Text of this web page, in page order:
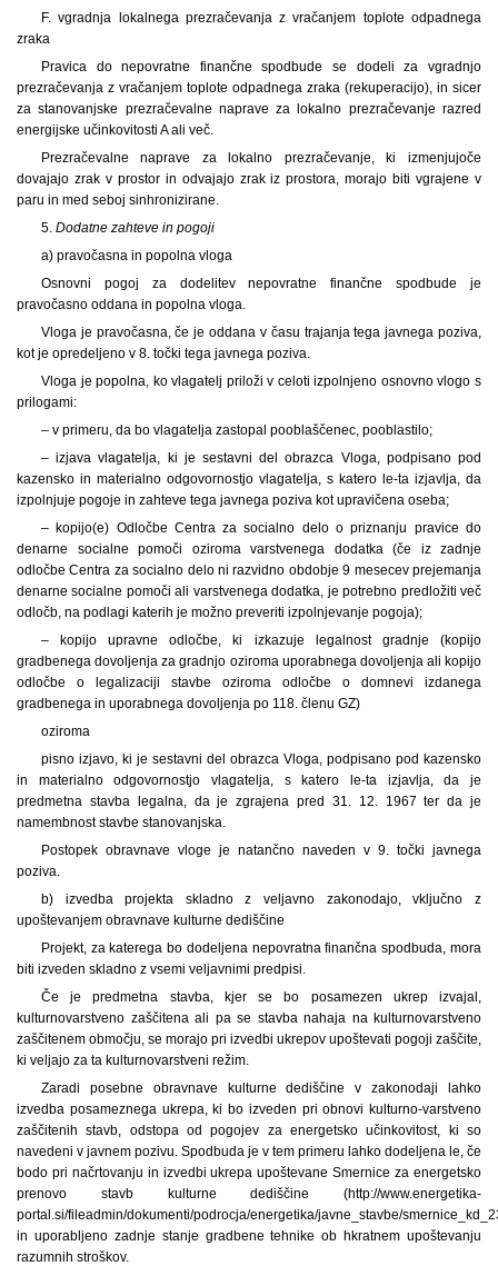
F. vgradnja lokalnega prezračevanja z vračanjem toplote odpadnega
zraka
Pravica do nepovratne finančne spodbude se dodeli za vgradnjo
prezračevanja z vračanjem toplote odpadnega zraka (rekuperacijo), in sicer
za stanovanjske prezračevalne naprave za lokalno prezračevanje razred
energijske učinkovitosti A ali več.
Prezračevalne naprave za lokalno prezračevanje, ki izmenjujoče
dovajajo zrak v prostor in odvajajo zrak iz prostora, morajo biti vgrajene v
paru in med seboj sinhronizirane.
5. Dodatne zahteve in pogoji
a) pravočasna in popolna vloga
Osnovni pogoj za dodelitev nepovratne finančne spodbude je
pravočasno oddana in popolna vloga.
Vloga je pravočasna, če je oddana v času trajanja tega javnega poziva,
kot je opredeljeno v 8. točki tega javnega poziva.
Vloga je popolna, ko vlagatelj priloži v celoti izpolnjeno osnovno vlogo s
prilogami:
– v primeru, da bo vlagatelja zastopal pooblaščenec, pooblastilo;
– izjava vlagatelja, ki je sestavni del obrazca Vloga, podpisano pod
kazensko in materialno odgovornostjo vlagatelja, s katero le-ta izjavlja, da
izpolnjuje pogoje in zahteve tega javnega poziva kot upravičena oseba;
– kopijo(e) Odločbe Centra za socialno delo o priznanju pravice do
denarne socialne pomoči oziroma varstvenega dodatka (če iz zadnje
odločbe Centra za socialno delo ni razvidno obdobje 9 mesecev prejemanja
denarne socialne pomoči ali varstvenega dodatka, je potrebno predložiti več
odločb, na podlagi katerih je možno preveriti izpolnjevanje pogoja);
– kopijo upravne odločbe, ki izkazuje legalnost gradnje (kopijo
gradbenega dovoljenja za gradnjo oziroma uporabnega dovoljenja ali kopijo
odločbe o legalizaciji stavbe oziroma odločbe o domnevi izdanega
gradbenega in uporabnega dovoljenja po 118. členu GZ)
oziroma
pisno izjavo, ki je sestavni del obrazca Vloga, podpisano pod kazensko
in materialno odgovornostjo vlagatelja, s katero le-ta izjavlja, da je
predmetna stavba legalna, da je zgrajena pred 31. 12. 1967 ter da je
namembnost stavbe stanovanjska.
Postopek obravnave vloge je natančno naveden v 9. točki javnega
poziva.
b) izvedba projekta skladno z veljavno zakonodajo, vključno z
upoštevanjem obravnave kulturne dediščine
Projekt, za katerega bo dodeljena nepovratna finančna spodbuda, mora
biti izveden skladno z vsemi veljavnimi predpisi.
Če je predmetna stavba, kjer se bo posamezen ukrep izvajal,
kulturnovarstveno zaščitena ali pa se stavba nahaja na kulturnovarstveno
zaščitenem območju, se morajo pri izvedbi ukrepov upoštevati pogoji zaščite,
ki veljajo za ta kulturnovarstveni režim.
Zaradi posebne obravnave kulturne dediščine v zakonodaji lahko
izvedba posameznega ukrepa, ki bo izveden pri obnovi kulturno-varstveno
zaščitenih stavb, odstopa od pogojev za energetsko učinkovitost, ki so
navedeni v javnem pozivu. Spodbuda je v tem primeru lahko dodeljena le, če
bodo pri načrtovanju in izvedbi ukrepa upoštevane Smernice za energetsko
prenovo stavb kulturne dediščine (http://www.energetika-
portal.si/fileadmin/dokumenti/podrocja/energetika/javne_stavbe/
in uporabljeno zadnje stanje gradbene tehnike ob hkratnem upoštevanju
razumnih stroškov.